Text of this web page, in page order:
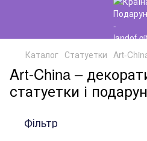
Каталог Статуетки Art-
Art-China –
статуетки і
Фільтр